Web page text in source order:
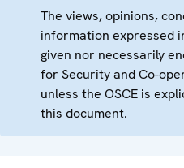
The views, opinions,
information expressed
given nor necessarily
for Security and Co-
unless the OSCE is
this document.